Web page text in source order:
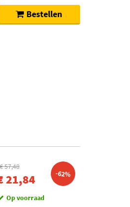
Bestellen
€ 57,48
21,84 -62%
Op voorraad